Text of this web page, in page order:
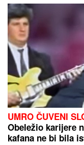
UMRO ČUVENI
Obeležio karijere
kafana ne bi bila